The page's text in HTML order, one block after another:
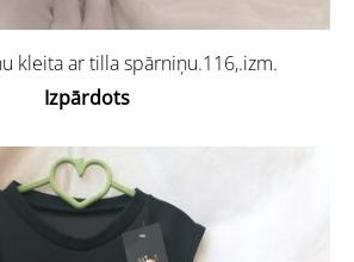
kleita ar tilla spārniņu.116,.izm.
Izpārdots